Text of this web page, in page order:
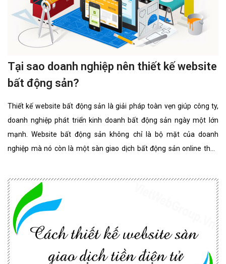
Tại sao doanh nghiệp nên thiết kế website
bất động sản?
Thiết kế website bất động sản là giải pháp toàn vẹn giúp công ty,
doanh nghiệp phát triển kinh doanh bất động sản ngày một lớn
mạnh. Website bất động sản không chỉ là bộ mặt của doanh
nghiệp mà nó còn là một sàn giao dịch bất động sản online thân